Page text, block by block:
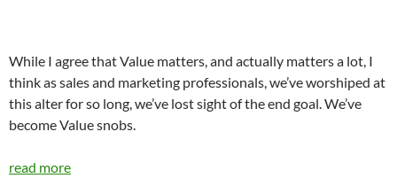
While I agree that Value matters, and actually matters a lot, I
think as sales and marketing professionals, we’ve worshiped at
this alter for so long, we’ve lost sight of the end goal. We’ve
become Value snobs.
read more